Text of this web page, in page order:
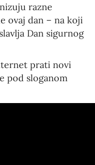
razne
ovaj dan – na koji
Dan sigurnog
prati novi
pod sloganom